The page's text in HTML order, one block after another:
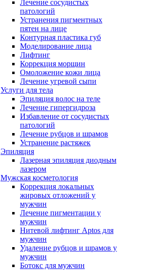
Лечение сосудистых
патологий
Устранения пигментных
пятен на лице
Контурная пластика губ
Моделирование лица
Лифтинг
Коррекция морщин
Омоложение кожи лица
Лечение угревой сыпи
Услуги для тела
Эпиляция волос на теле
Лечение гипергидроза
Избавление от сосудистых
патологий
Лечение рубцов и шрамов
Устранение растяжек
Эпиляция
Лазерная эпиляция диодным
лазером
Мужская косметология
Коррекция локальных
жировых отложений у
мужчин
Лечение пигментации у
мужчин
Нитевой лифтинг Aptos для
мужчин
Удаление рубцов и шрамов у
мужчин
Ботокс для мужчин